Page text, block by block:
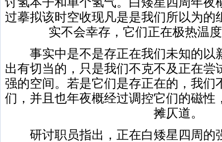
过摹拟该时空收现凡是是我们所以为的
实不会幸存，它们正在极热温
事实中是不是存正在我们未知的以
出有切当的，只是我们不克不及正在尝
强的空间。若是它们是存正在的，我们
们，并且也年夜概经过调控它们的磁性
摊仄道。
研讨职员指出，正在白矮星四周的